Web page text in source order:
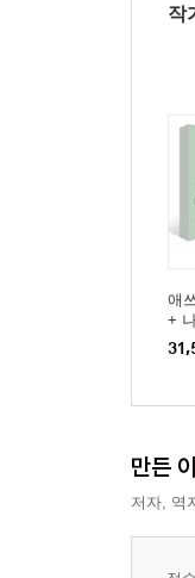
작
애
+
다
만든
저자, 역